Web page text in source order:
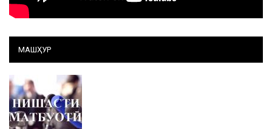
МАШҲУР